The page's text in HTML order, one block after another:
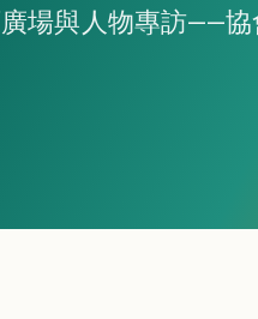
場與人物專訪——